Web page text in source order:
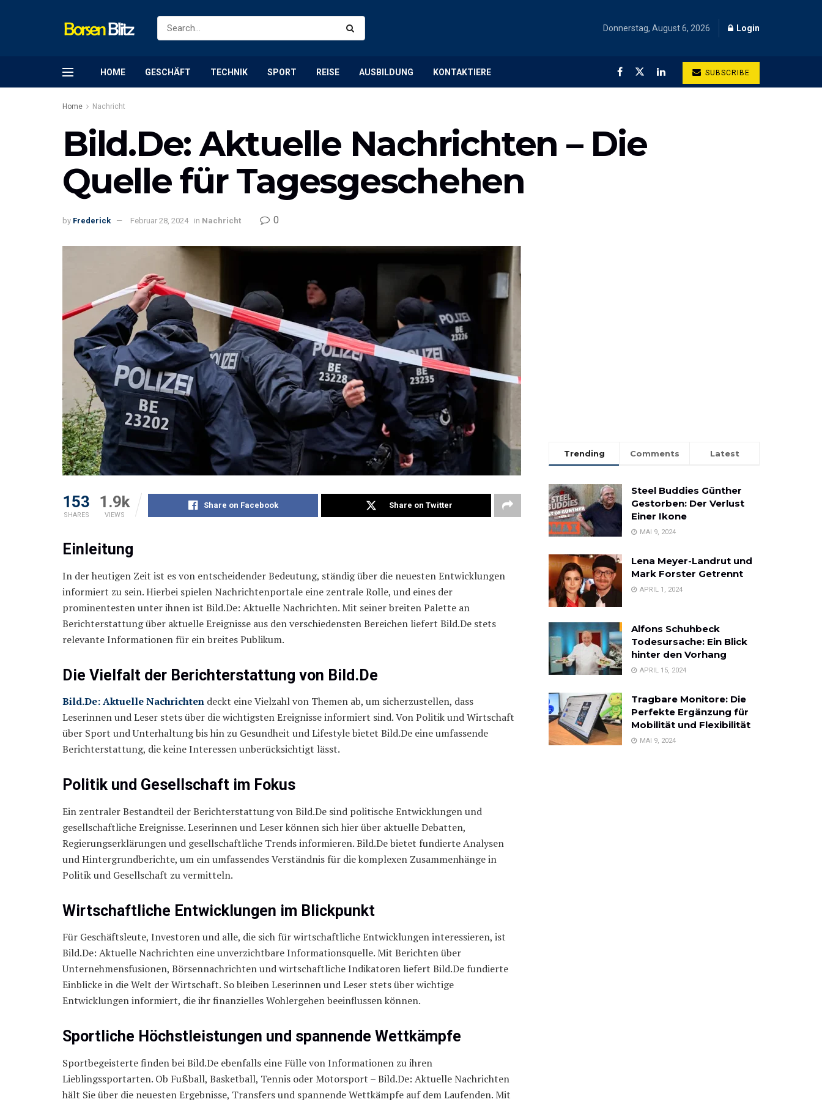
Donnerstag, August 6, 2026 Login
HOME GESCHÄFT TECHNIK SPORT REISE AUSBILDUNG KONTAKTIERE SUBSCRIBE
Home Nachricht
Bild.De: Aktuelle Nachrichten – Die
Quelle für Tagesgeschehen
by Frederick Februar 28, 2024 in Nachricht 0
153
SHARES
1.9k
VIEWS
Share on Facebook Share on Twitter
Einleitung
In der heutigen Zeit ist es von entscheidender Bedeutung, ständig über die neuesten Entwicklungen
informiert zu sein. Hierbei spielen Nachrichtenportale eine zentrale Rolle, und eines der
prominentesten unter ihnen ist Bild.De: Aktuelle Nachrichten. Mit seiner breiten Palette an
Berichterstattung über aktuelle Ereignisse aus den verschiedensten Bereichen liefert Bild.De stets
relevante Informationen für ein breites Publikum.
Die Vielfalt der Berichterstattung von Bild.De
Bild.De: Aktuelle Nachrichten deckt eine Vielzahl von Themen ab, um sicherzustellen, dass
Leserinnen und Leser stets über die wichtigsten Ereignisse informiert sind. Von Politik und Wirtschaft
über Sport und Unterhaltung bis hin zu Gesundheit und Lifestyle bietet Bild.De eine umfassende
Berichterstattung, die keine Interessen unberücksichtigt lässt.
Politik und Gesellschaft im Fokus
Ein zentraler Bestandteil der Berichterstattung von Bild.De sind politische Entwicklungen und
gesellschaftliche Ereignisse. Leserinnen und Leser können sich hier über aktuelle Debatten,
Regierungserklärungen und gesellschaftliche Trends informieren. Bild.De bietet fundierte Analysen
und Hintergrundberichte, um ein umfassendes Verständnis für die komplexen Zusammenhänge in
Politik und Gesellschaft zu vermitteln.
Wirtschaftliche Entwicklungen im Blickpunkt
Für Geschäftsleute, Investoren und alle, die sich für wirtschaftliche Entwicklungen interessieren, ist
Bild.De: Aktuelle Nachrichten eine unverzichtbare Informationsquelle. Mit Berichten über
Unternehmensfusionen, Börsennachrichten und wirtschaftliche Indikatoren liefert Bild.De fundierte
Einblicke in die Welt der Wirtschaft. So bleiben Leserinnen und Leser stets über wichtige
Entwicklungen informiert, die ihr finanzielles Wohlergehen beeinflussen können.
Sportliche Höchstleistungen und spannende Wettkämpfe
Sportbegeisterte finden bei Bild.De ebenfalls eine Fülle von Informationen zu ihren
Lieblingssportarten. Ob Fußball, Basketball, Tennis oder Motorsport – Bild.De: Aktuelle Nachrichten
hält Sie über die neuesten Ergebnisse, Transfers und spannende Wettkämpfe auf dem Laufenden. Mit
Trending Comments Latest
Steel Buddies Günther
Gestorben: Der Verlust
Einer Ikone
MAI 9, 2024
Lena Meyer-Landrut und
Mark Forster Getrennt
APRIL 1, 2024
Alfons Schuhbeck
Todesursache: Ein Blick
hinter den Vorhang
APRIL 15, 2024
Tragbare Monitore: Die
Perfekte Ergänzung für
Mobilität und Flexibilität
MAI 9, 2024